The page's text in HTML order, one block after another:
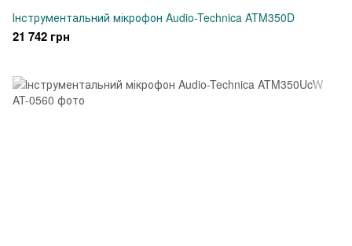
Інструментальний мікрофон Audio-Technica ATM350D
21 742 грн